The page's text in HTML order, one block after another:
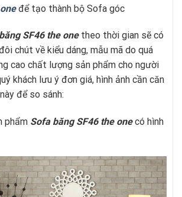
để tạo thành bộ Sofa góc
SF46 the onetheo thời gian sẽ có
chút về kiểu dáng, mẫu mã do quá
cao chất lượng sản phẩm cho người
khách lưu ý đơn giá, hình ảnh cần căn
để so sánh:
phẩm Sofa băng SF46 the onecó hình